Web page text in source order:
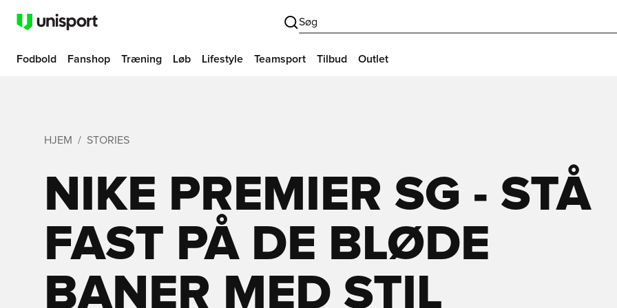
Søg
Fodbold Fanshop Træning Løb Lifestyle Teamsport Tilbud Outlet
HJEM STORIES
NIKE PREMIER SG - STÅ
FAST PÅ DE BLØDE
BANER MED STIL